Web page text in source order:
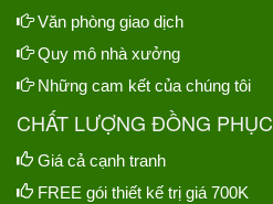
Văn phòng giao dịch
Quy mô nhà xưởng
Những cam kết của chúng tôi
CHẤT LƯỢNG ĐỒNG PHỤC
Giá cả cạnh tranh
FREE gói thiết kế trị giá 700K